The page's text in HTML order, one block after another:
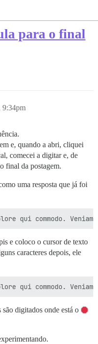
para o final
9:34pm
e, quando a abri, cliquei
comecei a digitar e, de
final da postagem.
uma resposta que já foi
e coloco o cursor de texto
caracteres depois, ele
são digitados onde está o